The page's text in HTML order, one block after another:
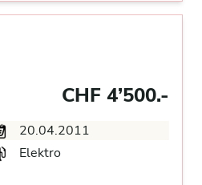
CHF 4’500.-
20.04.2011
Elektro